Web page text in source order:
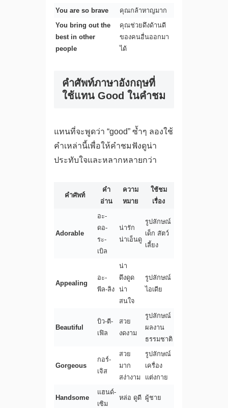
You are so brave
คุณกล้าหาญมาก
You bring out the
best in other
people
คุณช่วยดึงด้านดี
ของคนอื่นออกมา
ได้
คำศัพท์ภาษาอังกฤษที่
ใช้แทน Good ในคำชม
แทนที่จะพูดว่า “good” ซ้ำๆ ลองใช้
คำเหล่านี้เพื่อให้คำชมฟังดูน่า
ประทับใจและหลากหลายกว่า
คำศัพท์
คำ
อ่าน
ความ
หมาย
ใช้ชม
เรื่อง
Adorable
อะ-
ดอ-
ระ-
เบิล
น่ารัก
น่าเอ็นดู
รูปลักษณ์
เด็ก สัตว์
เลี้ยง
Appealing
อะ-
พีล-ลิง
น่า
ดึงดูด
น่า
สนใจ
รูปลักษณ์
ไอเดีย
Beautiful
บิว-ตี-
เฟิล
สวย
งดงาม
รูปลักษณ์
ผลงาน
ธรรมชาติ
Gorgeous
กอร์-
เจิส
สวย
มาก
สง่างาม
รูปลักษณ์
เครื่อง
แต่งกาย
Handsome
แฮนด์-
เซิม
หล่อ ดูดี ผู้ชาย